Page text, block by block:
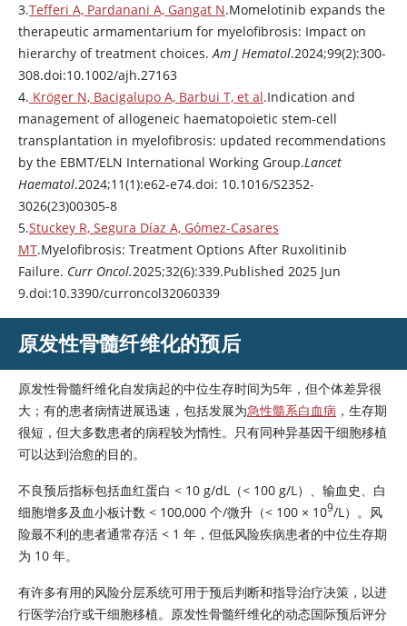
3.Tefferi A, Pardanani A, Gangat N.Momelotinib expands the
therapeutic armamentarium for myelofibrosis: Impact on
hierarchy of treatment choices.Am J Hematol.2024;99(2):300-
308.doi:10.1002/ajh.27163
4. Kröger N, Bacigalupo A, Barbui T, et al.Indication and
management of allogeneic haematopoietic stem-cell
transplantation in myelofibrosis: updated recommendations
by the EBMT/ELN International Working Group.Lancet
Haematol.2024;11(1):e62-e74.doi: 10.1016/S2352-
3026(23)00305-8
5.Stuckey R, Segura Díaz A, Gómez-Casares
MT.Myelofibrosis: Treatment Options After Ruxolitinib
Failure. Curr Oncol.2025;32(6):339.Published 2025 Jun
9.doi:10.3390/curroncol32060339
原发性骨髓纤维化的预后
原发性骨髓纤维化自发病起的中位生存时间为5年，但个体差异很
大；有的患者病情进展迅速，包括发展为急性髓系白血病 ，生存期
很短，但大多数患者的病程较为惰性。只有同种异基因干细胞移植
可以达到治愈的目的。
不良预后指标包括血红蛋白 < 10 g/dL（< 100 g/L）、输血史、白
细胞增多及血小板计数 < 100,000 个/微升（< 100 × 109/L）。风
险最不利的患者通常存活 < 1 年，但低风险疾病患者的中位生存期
为 10 年。
有许多有用的风险分层系统可用于预后判断和指导治疗决策，以进
行医学治疗或干细胞移植。原发性骨髓纤维化的动态国际预后评分